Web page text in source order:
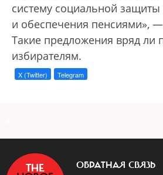
систему социальной защиты
и обеспечения пенсиями»,
Такие предложения вряд ли
избирателям.
X (Twitter) Telegram
ОБРАТНАЯ СВЯЗЬ